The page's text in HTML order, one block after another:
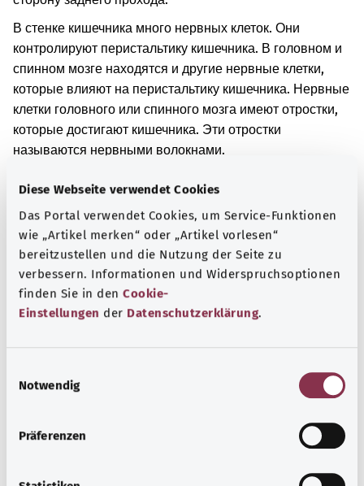
Diese Webseite verwendet Cookies
Das Portal verwendet Cookies, um Service-Funktionen
wie „Artikel merken“ oder „Artikel vorlesen“
bereitzustellen und die Nutzung der Seite zu
verbessern. Informationen und Widerspruchsoptionen
finden Sie in den Cookie-
Einstellungen der Datenschutzerklärung.
Notwendig
Präferenzen
В стенке кишечника много нервных клеток. Они
контролируют перистальтику кишечника. В головном и
спинном мозге находятся и другие нервные клетки,
которые влияют на перистальтику кишечника. Нервные
клетки головного или спинного мозга имеют отростки,
которые достигают кишечника. Эти отростки
называются нервными волокнами.
клетки, которые контролируют перистальтику
кишечника. Это возможно при травме спинного мозга.
Помимо этого, такое может произойти и из-за других
заболеваний, при которых повреждаются нервные
клетки.
При повреждении нервных волокон или нервных
функционировать. Это может вызвать запор. Также
возможно развитие недержания кала в кишечнике.